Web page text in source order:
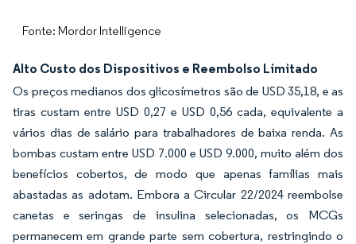
Fonte: Mordor Intelligence
Alto Custo dos Dispositivos e Reembolso Limitado
Os preços medianos dos glicosímetros são de USD 35,18, e as
tiras custam entre USD 0,27 e USD 0,56 cada, equivalente a
vários dias de salário para trabalhadores de baixa renda. As
bombas custam entre USD 7.000 e USD 9.000, muito além dos
benefícios cobertos, de modo que apenas famílias mais
abastadas as adotam. Embora a Circular 22/2024 reembolse
canetas e seringas de insulina selecionadas, os MCGs
permanecem em grande parte sem cobertura, restringindo o